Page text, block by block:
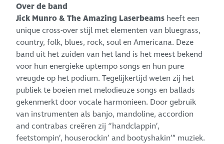
Over de band
Jick Munro & The Amazing Laserbeams heeft een
unique cross-over stijl met elementen van bluegrass,
country, folk, blues, rock, soul en Americana. Deze
band uit het zuiden van het land is het meest bekend
voor hun energieke uptempo songs en hun pure
vreugde op het podium. Tegelijkertijd weten zij het
publiek te boeien met melodieuze songs en ballads
gekenmerkt door vocale harmonieen. Door gebruik
van instrumenten als banjo, mandoline, accordion
and contrabas creëren zij ‘’handclappin’,
feetstompin’, houserockin’ and bootyshakin’” muziek.